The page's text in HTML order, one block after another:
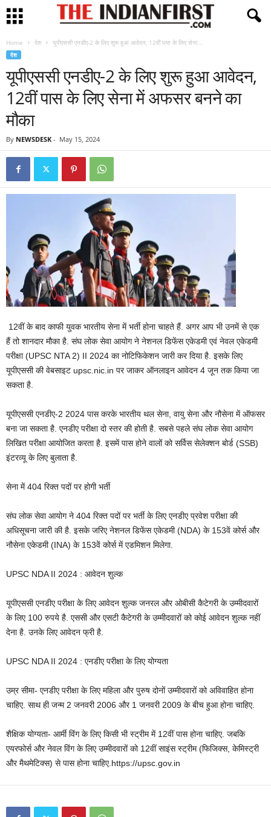
Home देश यूपीएससी एनडीए-2 के लिए शुरू हुआ आवेदन, 12वीं पास के लिए सेना...
देश
यूपीएससी एनडीए-2 के लिए शुरू हुआ आवेदन,
12वीं पास के लिए सेना में अफसर बनने का
मौका
By NEWSDESK - May 15, 2024
12वीं के बाद काफी युवक भारतीय सेना में भर्ती होना चाहते हैं. अगर आप भी उनमें से एक
हैं तो शानदार मौका है. संघ लोक सेवा आयोग ने नेशनल डिफेंस एकेडमी एवं नेवल एकेडमी
परीक्षा (UPSC NTA 2) II 2024 का नोटिफिकेशन जारी कर दिया है. इसके लिए
यूपीएससी की वेबसाइट upsc.nic.in पर जाकर ऑनलाइन आवेदन 4 जून तक किया जा
सकता है.
यूपीएससी एनडीए-2 2024 पास करके भारतीय थल सेना, वायु सेना और नौसेना में ऑफसर
बना जा सकता है. एनडीए परीक्षा दो स्तर की होती है. सबसे पहले संघ लोक सेवा आयोग
लिखित परीक्षा आयोजित करता है. इसमें पास होने वालों को सर्विस सेलेक्शन बोर्ड (SSB)
इंटरव्यू के लिए बुलाता है.
सेना में 404 रिक्त पदों पर होगी भर्ती
संघ लोक सेवा आयोग ने 404 रिक्त पदों पर भर्ती के लिए एनडीए प्रवेश परीक्षा की
अधिसूचना जारी की है. इसके जरिए नेशनल डिफेंस एकेडमी (NDA) के 153वें कोर्स और
नौसेना एकेडमी (INA) के 153वें कोर्स में एडमिशन मिलेगा.
UPSC NDA II 2024 : आवेदन शुल्क
यूपीएससी एनडीए परीक्षा के लिए आवेदन शुल्क जनरल और ओबीसी कैटेगरी के उम्मीदवारों
के लिए 100 रुपये है. एससी और एसटी कैटेगरी के उम्मीदवारों को कोई आवेदन शुल्क नहीं
देना है. उनके लिए आवेदन फ्री है.
UPSC NDA II 2024 : एनडीए परीक्षा के लिए योग्यता
उम्र सीमा- एनडीए परीक्षा के लिए महिला और पुरुष दोनों उम्मीदवारों को अविवाहित होना
चाहिए. साथ ही जन्म 2 जनवरी 2006 और 1 जनवरी 2009 के बीच हुआ होना चाहिए.
शैक्षिक योग्यता- आर्मी विंग के लिए किसी भी स्ट्रीम में 12वीं पास होना चाहिए. जबकि
एयरफोर्स और नेवल विंग के लिए उम्मीदवारों को 12वीं साइंस स्ट्रीम (फिजिक्स, केमिस्ट्री
और मैथमेटिक्स) से पास होना चाहिए.https://upsc.gov.in